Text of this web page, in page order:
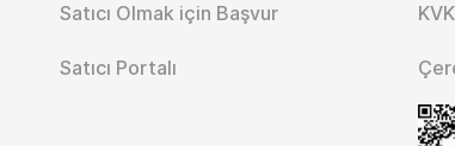
Satıcı Olmak için Başvur
Satıcı Portalı